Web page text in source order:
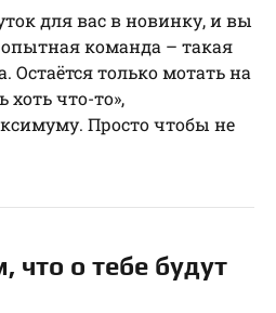
для вас в новинку, и вы
опытная команда – такая
Остаётся только мотать на
хоть что-то»,
Просто чтобы не
что о тебе будут